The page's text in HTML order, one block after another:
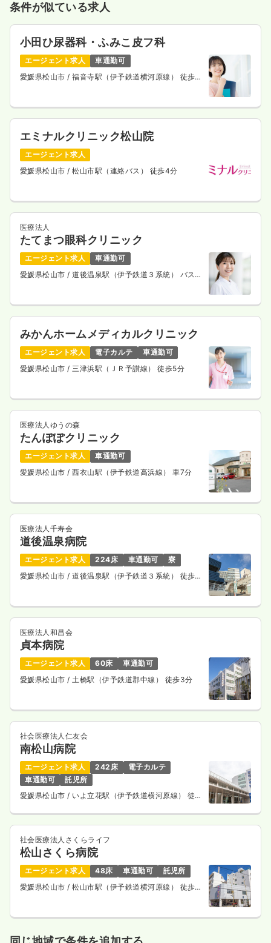
条件が似ている求人
小田ひ尿器科・ふみこ皮フ科
エージェント求人
車通勤可
愛媛県松山市 / 福音寺駅（伊予鉄道横河原線） 徒歩
エミナルクリニック松山院
エージェント求人
愛媛県松山市 / 松山市駅（連絡バス） 徒歩4分
医療法人
たてまつ眼科クリニック
エージェント求人
車通勤可
愛媛県松山市 / 道後温泉駅（伊予鉄道３系統） バス8
みかんホームメディカルクリニック
エージェント求人 電子カルテ
車通勤可
愛媛県松山市 / 三津浜駅（ＪＲ予讃線） 徒歩5分
医療法人ゆうの森
たんぽぽクリニック
エージェント求人
車通勤可
愛媛県松山市 / 西衣山駅（伊予鉄道高浜線） 車7分
医療法人千寿会
道後温泉病院
エージェント求人 224床 車通勤可
寮
愛媛県松山市 / 道後温泉駅（伊予鉄道３系統） 徒歩12
医療法人和昌会
貞本病院
エージェント求人 60床
車通勤可
愛媛県松山市 / 土橋駅（伊予鉄道郡中線） 徒歩3分
社会医療法人仁友会
南松山病院
エージェント求人 242床
電子カルテ
車通勤可
託児所
愛媛県松山市/ いよ立花駅（伊予鉄道横河原線） 徒歩
社会医療法人さくらライフ
松山さくら病院
エージェント求人 48床 車通勤可
託児所
愛媛県松山市 / 松山市駅（伊予鉄道横河原線） 徒歩4